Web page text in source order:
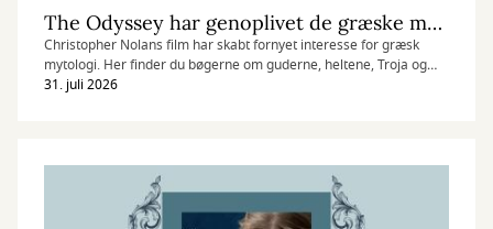
The Odyssey har genoplivet de græske myter
Christopher Nolans film har skabt fornyet interesse for græsk
mytologi. Her finder du bøgerne om guderne, heltene, Troja og
Odysseus' lange rejse hjem.
31. juli 2026